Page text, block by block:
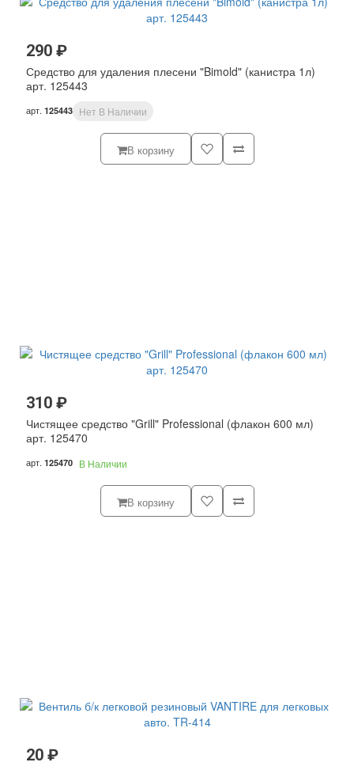
290 ₽
Средство для удаления плесени "Bimold" (канистра 1л)
арт. 125443
арт. 125443 Нет В Наличии
В корзину
310 ₽
Чистящее средство "Grill" Professional (флакон 600 мл)
арт. 125470
арт. 125470 В Наличии
В корзину
20 ₽